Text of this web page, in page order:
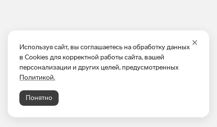
Используя сайт, вы соглашаетесь на обработку данных
в Cookies для корректной работы сайта, вашей
персонализации и других целей, предусмотренных
Политикой.
Понятно